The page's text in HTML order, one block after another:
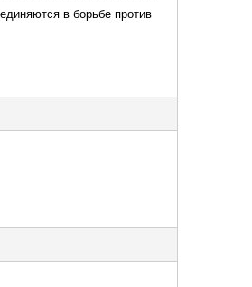
в борьбе против